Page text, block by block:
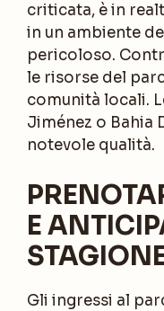
criticata, è in
in un ambiente
pericoloso.
le risorse del
comunità locali.
Jiménez o Bahia
notevole qualità.
E
Gli ingressi al